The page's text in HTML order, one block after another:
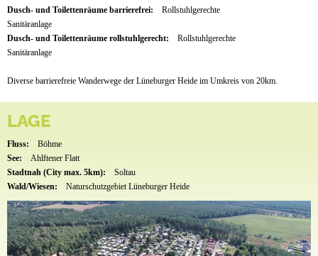
Dusch- und Toilettenräume barrierefrei:
Rollstuhlgerechte
Sanitäranlage
Dusch- und Toilettenräume rollstuhlgerecht:
Rollstuhlgerechte
Sanitäranlage
Diverse barrierefreie Wanderwege der Lüneburger Heide im Umkreis von 20km.
LAGE
Fluss:
Böhme
See:
Ahlftener Flatt
Stadtnah (City max. 5km):
Soltau
Wald/Wiesen:
Naturschutzgebiet Lüneburger Heide